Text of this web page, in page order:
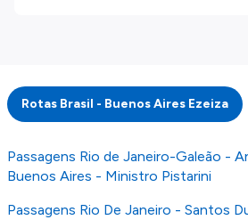
integridade ou pela precisão
publicada, por isso verifique
as condições no website do
fazer uma reserva. Para
os nossosTermos e
Rotas Brasil - Buenos Aires Ezeiza
Passagens Rio de Janeiro-Galeão - Antonio Carlos Jobim -
Buenos Aires - Ministro Pistarini
Passagens Rio De Janeiro - Santos